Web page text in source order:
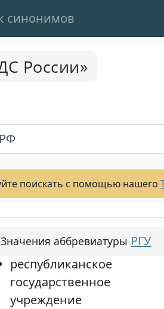
синонимов
России»
поискать с помощью нашего
Значения аббревиатуры РГУ
республиканское
государственное
учреждение